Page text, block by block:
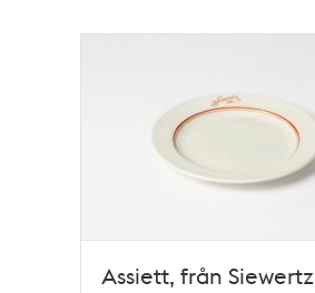
teman
Assiett, från Siewertz